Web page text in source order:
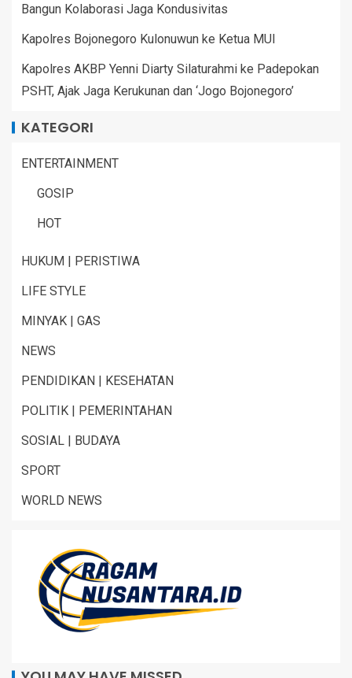
Bangun Kolaborasi Jaga Kondusivitas
Kapolres Bojonegoro Kulonuwun ke Ketua MUI
Kapolres AKBP Yenni Diarty Silaturahmi ke Padepokan
PSHT, Ajak Jaga Kerukunan dan ‘Jogo Bojonegoro’
KATEGORI
ENTERTAINMENT
GOSIP
HOT
HUKUM | PERISTIWA
LIFE STYLE
MINYAK | GAS
NEWS
PENDIDIKAN | KESEHATAN
POLITIK | PEMERINTAHAN
SOSIAL | BUDAYA
SPORT
WORLD NEWS